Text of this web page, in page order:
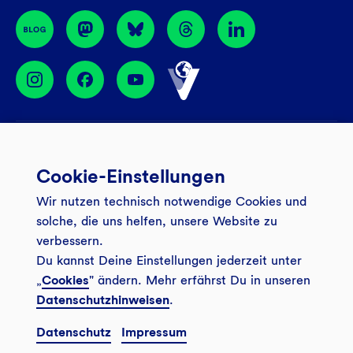
BIC: GENODEM1GLS
Banking App
Service
Onlinebanking Login
Sicheres Banking
FAQ
Kontakt
Unsere Angebote
Girokonto
Mitgliederkonto
Tagesgeldkonto
Finanzieren
Wo wirkt die GLS?
Weitersagen
Veranstaltungen
Filiale finden
Kundenmagazin Bankspiegel
Sozial-ökologisch seit 1974
© 2026 GLS Gemeinschaftsbank eG
Cookie-Einstellungen
Wir nutzen technisch notwendige Cookies und
solche, die uns helfen, unsere Website zu
verbessern.
Du kannst Deine Einstellungen jederzeit unter
„Cookies" ändern. Mehr erfährst Du in unseren
Datenschutzhinweisen.
Datenschutz Impressum